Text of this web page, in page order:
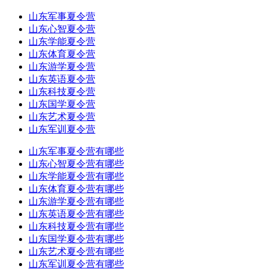
山东军事夏令营
山东心智夏令营
山东学能夏令营
山东体育夏令营
山东游学夏令营
山东英语夏令营
山东科技夏令营
山东国学夏令营
山东艺术夏令营
山东军训夏令营
山东军事夏令营有哪些
山东心智夏令营有哪些
山东学能夏令营有哪些
山东体育夏令营有哪些
山东游学夏令营有哪些
山东英语夏令营有哪些
山东科技夏令营有哪些
山东国学夏令营有哪些
山东艺术夏令营有哪些
山东军训夏令营有哪些